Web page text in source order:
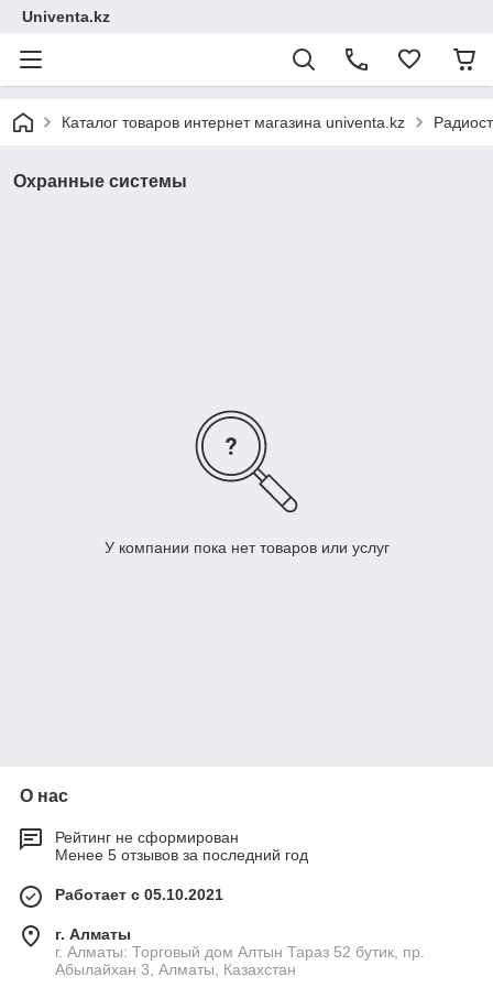
Univenta.kz
Каталог товаров интернет магазина univenta.kz
Охранные системы
У компании пока нет товаров или услуг
О нас
Рейтинг не сформирован
Менее 5 отзывов за последний год
Работает с 05.10.2021
г. Алматы
г. Алматы: Торговый дом Алтын Тараз 52 бутик, пр.
Абылайхан 3, Алматы, Казахстан